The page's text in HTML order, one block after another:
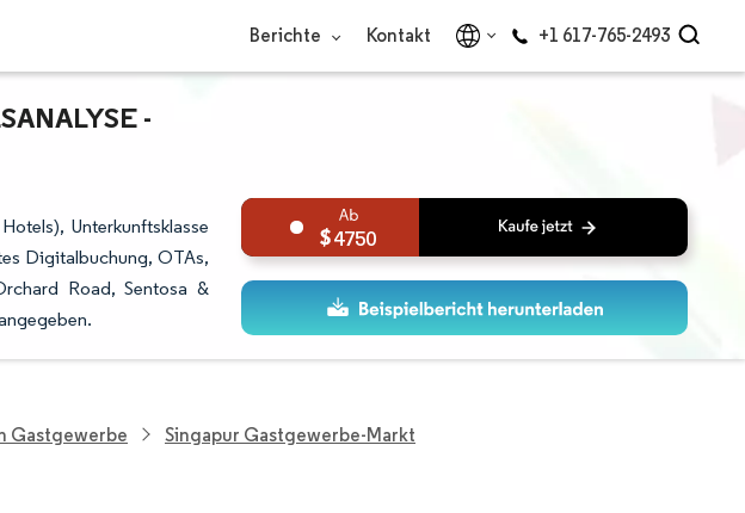
Berichte Kontakt +1 617-765-2493
- W
Unterkunftsklasse
Digitalbuchung, OTAs,
Road, Sentosa &
4750
Gastgewerbe Singapur Gastgewerbe-Markt